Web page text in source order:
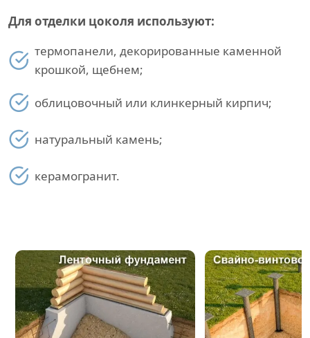
Для отделки цоколя используют:
термопанели, декорированные каменной
крошкой, щебнем;
облицовочный или клинкерный кирпич;
натуральный камень;
керамогранит.